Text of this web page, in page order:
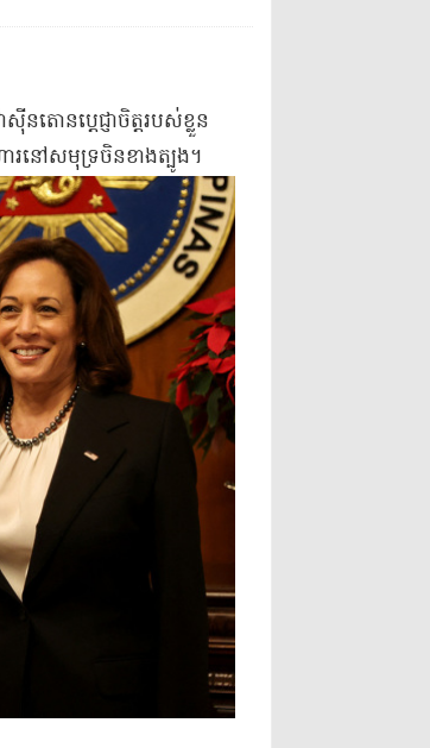
ោន​ប្តេជ្ញាចិត្ត​របស់ខ្លួន​
ារ​នៅ​សមុទ្រ​ចិន​ខាងត្បូង​។​